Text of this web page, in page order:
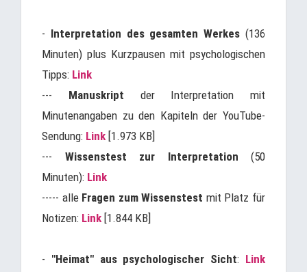
- Interpretation des gesamten Werkes (136
Minuten) plus Kurzpausen mit psychologischen
Tipps: Link
--- Manuskript der Interpretation mit
Minutenangaben zu den Kapiteln der YouTube-
Sendung: Link [1.973 KB]
--- Wissenstest zur Interpretation (50
Minuten): Link
----- alle Fragen zum Wissenstest mit Platz für
Notizen: Link [1.844 KB]
- "Heimat" aus psychologischer Sicht: Link